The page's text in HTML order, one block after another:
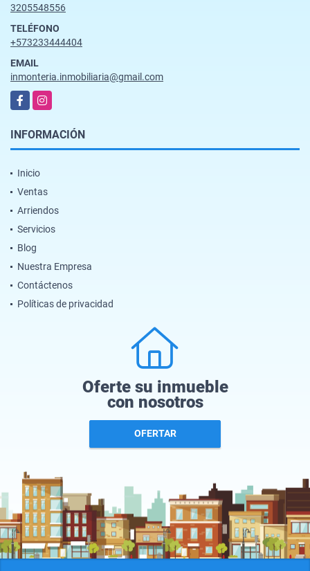
3205548556
TELÉFONO
+573233444404
EMAIL
inmonteria.inmobiliaria@gmail.com
FacebookInstagram
INFORMACIÓN
Inicio
Ventas
Arriendos
Servicios
Blog
Nuestra Empresa
Contáctenos
Políticas de privacidad
Oferte su inmueble
con nosotros
OFERTAR